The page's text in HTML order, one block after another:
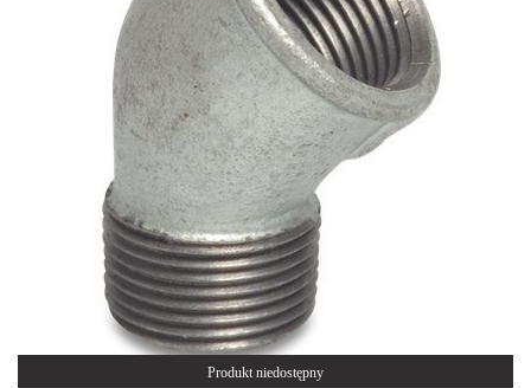
Produkt niedostępny